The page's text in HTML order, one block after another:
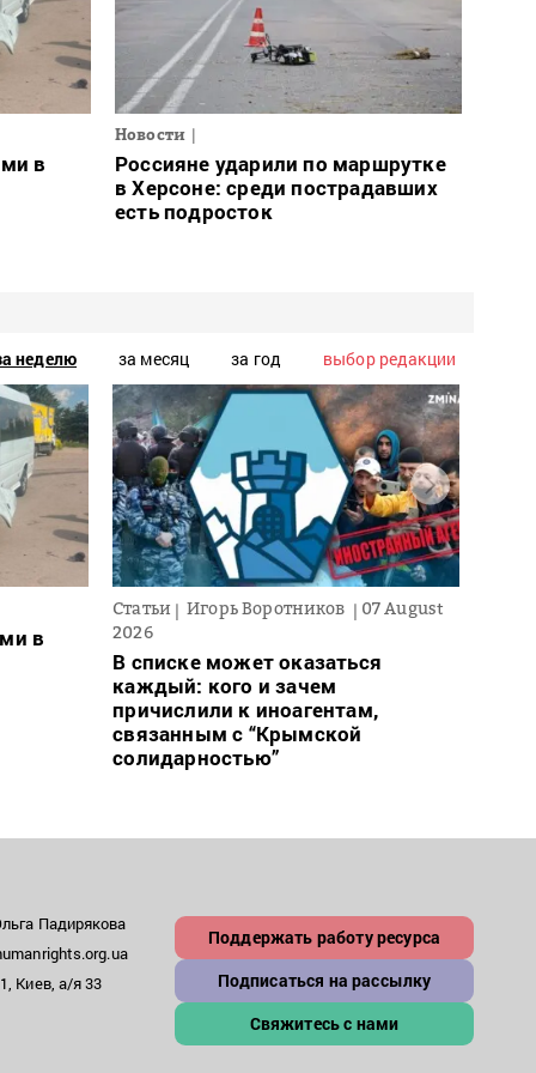
в
Новости
Россияне ударили по маршрутке
в Херсоне: среди пострадавших
есть подросток
неделю за месяц за год выбор редакции
в
Статьи Игорь Воротников
07 August
2026
В списке может оказаться
каждый: кого и зачем
причислили к иноагентам,
связанным с “Крымской
солидарностью”
Падирякова
Киев, а/я 33
Поддержать работу ресурса
Подписаться на рассылку
Свяжитесь с нами